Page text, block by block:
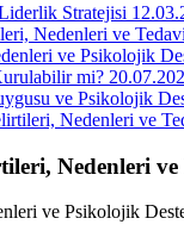
Stratejisi
Nedenleri ve
ve Psikolojik
mi?
ve Psikolojik
Nedenleri ve
Nedenleri
ve Psikolojik